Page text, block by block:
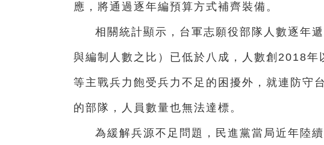
應，將通過逐年編預算方式補齊裝備。
相關統計顯示，台軍志願役部隊人數逐年
與編制人數之比）已低於八成，人數創2018
等主戰兵力飽受兵力不足的困擾外，就連防守
的部隊，人員數量也無法達標。
為緩解兵源不足問題，民進黨當局近年陸